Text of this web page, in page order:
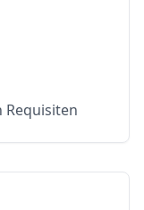
Requisiten